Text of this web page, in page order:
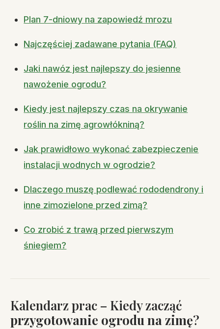
Plan 7-dniowy na zapowiedź mrozu
Najczęściej zadawane pytania (FAQ)
Jaki nawóz jest najlepszy do jesienne
nawożenie ogrodu?
Kiedy jest najlepszy czas na okrywanie
roślin na zimę agrowłókniną?
Jak prawidłowo wykonać zabezpieczenie
instalacji wodnych w ogrodzie?
Dlaczego muszę podlewać rododendrony i
inne zimozielone przed zimą?
Co zrobić z trawą przed pierwszym
śniegiem?
Kalendarz prac – Kiedy zacząć
przygotowanie ogrodu na zimę?